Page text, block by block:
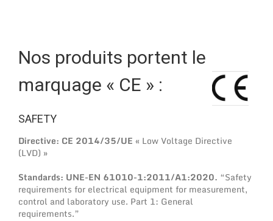
Nos produits portent le
marquage « CE » :
SAFETY
Directive: CE 2014/35/UE « Low Voltage Directive
(LVD) »
Standards: UNE-EN 61010-1:2011/A1:2020. “Safety
requirements for electrical equipment for measurement,
control and laboratory use. Part 1: General
requirements.”